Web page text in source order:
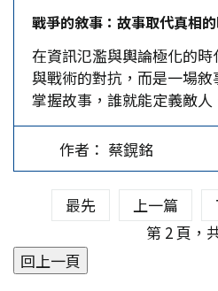
以及在多處用多種中外文字
300000」字樣等，更強化
日本飛機、大炮、毒氣的鎮
人犧牲，成為台灣抗日史上
數民族起義。之後，武裝
林家林獻堂組織文化協會
抗日本殖民當局的皇民化
改國籍、日本名字、讀日
住，如霧峰林家的林資鏗
學家連橫（號雅堂）等等
立後，就開始關注台灣的
上海大學中，吸收了不少
年，其中翁澤生等人組織
合會」、「上海台灣青年學
帝反封建的實踐中鍛煉台灣
中法戰爭，林家之所以能招
策略：歸田不解甲，槍炮帶
廷把台灣割讓給日本，林
灣，於1913年搬去大陸，
中山的革命，以光復台灣
《馬關條約》簽訂後，林
軍，給他們糧食、槍炮、
祖密認為正因為清廷腐敗
支持孫中山革命，並堅決
亥革命成功，林祖密馬上
台灣淪為日本殖民地後，
人。…
是一種文化震幅，在數位世
是在更新還是在崩塌。 語6-
可追溯到美國饒舌歌手
《Doot Doot》，其中反覆
在社交媒體平台爆紅，搭
戰爭的敘事：故事取代真相
在資訊氾濫與輿論極化的
與戰術的對抗，而是一場
掌握故事，誰就能定義敵
力。從俄烏戰爭的「自由
的輿論戰，再到美中爭奪
敘事已成為權力運作的核
莎白薩梅特（Elizabeth D.
務》指出，現代戰爭的敘事
色，變成主導戰略與政策
情結」（military-
撐著戰爭的合理性，也重塑
作者： 蔡鎤銘
最先 上一篇
第 2 頁，